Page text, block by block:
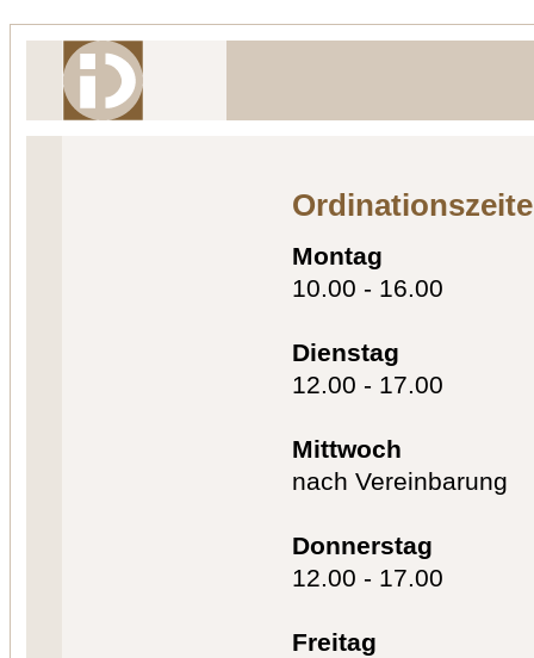
Montag
10.00 - 16.00
Dienstag
12.00 - 17.00
Mittwoch
nach Vereinbarung
Donnerstag
12.00 - 17.00
Freitag